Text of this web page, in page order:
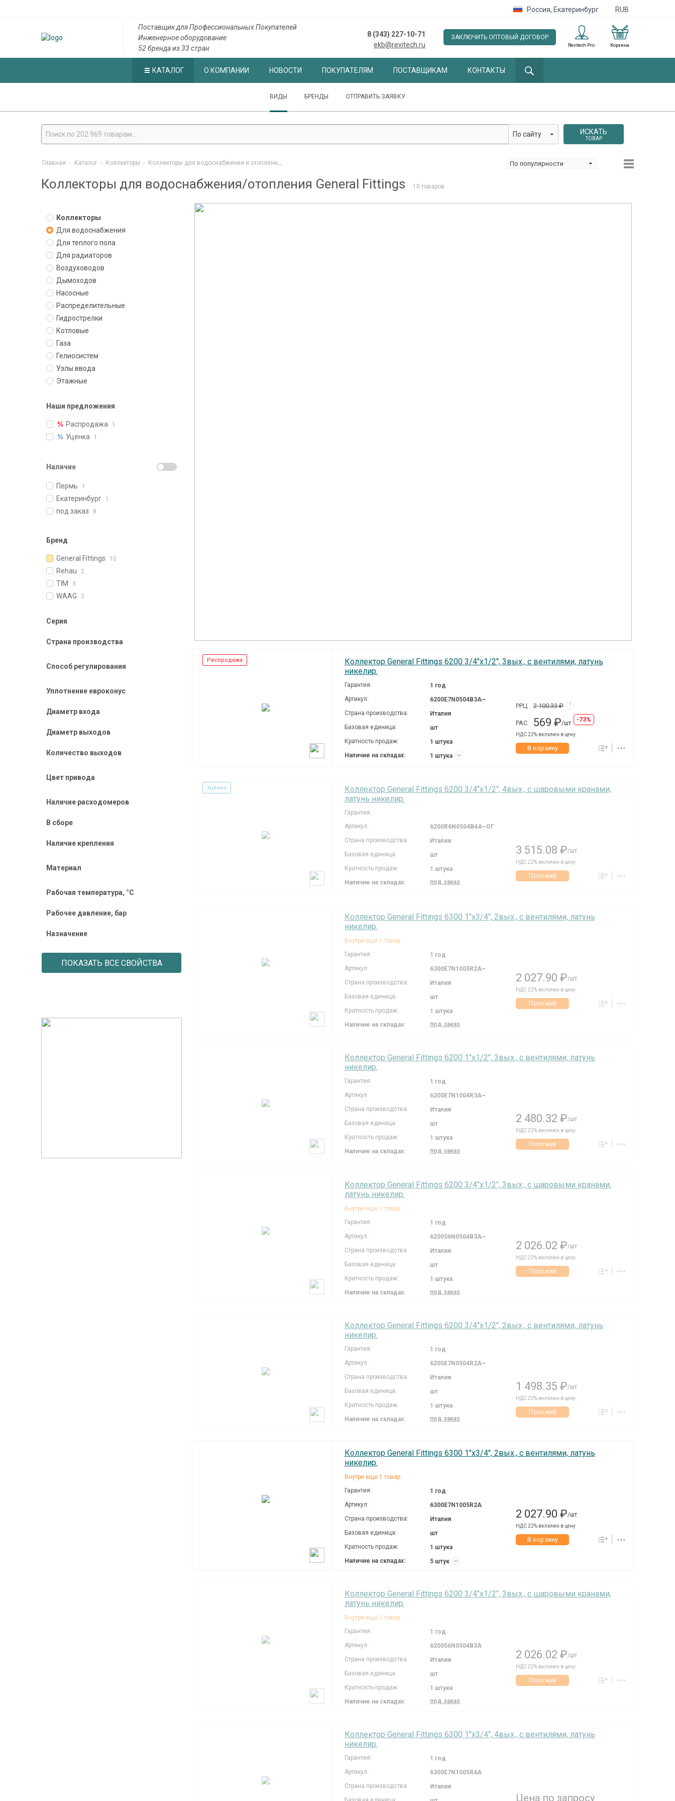
Россия, Екатеринбург RUB
Корзина
Revitech Pro
ЗАКЛЮЧИТЬ ОПТОВЫЙ ДОГОВОР
8 (343) 227-10-71
ekb@revitech.ru
Поставщик для Профессиональных Покупателей
Инженерное оборудование
52 бренда из 33 стран
КАТАЛОГ О КОМПАНИИ НОВОСТИ ПОКУПАТЕЛЯМ ПОСТАВЩИКАМ КОНТАКТЫ
ВИДЫ БРЕНДЫ ОТПРАВИТЬ ЗАЯВКУ
ИСКАТЬ
ТОВАР
Главная - Каталог - Коллекторы - Коллекторы для водоснабжения и отопления
Коллекторы для водоснабжения/отопления General Fittings 10 товаров
Коллекторы
Для водоснабжения
Для теплого пола
Для радиаторов
Воздуховодов
Дымоходов
Насосные
Распределительные
Гидрострелки
Котловые
Газа
Гелиосистем
Узлы ввода
Этажные
Наши предложения
Распродажа 1
Уценка 1
Наличие
Пермь 1
Екатеринбург 1
под заказ 8
Бренд
General Fittings 10
Rehau 2
TIM 3
WAAG 3
Серия
Страна производства
Способ регулирования
Уплотнение евроконус
Диаметр входа
Диаметр выходов
Количество выходов
Цвет привода
Наличие расходомеров
В сборе
Наличие крепления
Материал
Рабочая температура, °C
Рабочее давление, бар
Назначение
ПОКАЗАТЬ ВСЕ СВОЙСТВА
Распродажа
Коллектор General Fittings 6200 3/4"х1/2", 3вых., c вентилями, латунь
никелир.
Гарантия:
1 год
Артикул:
6200E7N0504B3A~
Страна производства:
Италия
Базовая единица:
шт
Кратность продаж:
1 штука
Наличие на складах:
1 штука
РРЦ 2 100.33 ₽ ?
РАС 569 ₽/шт -73%
НДС 22% включен в цену
В корзину
Уценка
Коллектор General Fittings 6200 3/4"х1/2", 4вых., c шаровыми кранами,
латунь никелир.
Гарантия:
Артикул:
6200R6N0504B4A~ОГ
Страна производства:
Италия
Базовая единица:
шт
Кратность продаж:
1 штука
Наличие на складах:
под заказ
3 515.08 ₽/шт
НДС 22% включен в цену
Похожий
Коллектор General Fittings 6300 1"х3/4", 2вых., c вентилями, латунь
никелир.
Внутри еще 1 товар
Гарантия:
1 год
Артикул:
6300E7N1005R2A~
Страна производства:
Италия
Базовая единица:
шт
Кратность продаж:
1 штука
Наличие на складах:
под заказ
2 027.90 ₽/шт
НДС 22% включен в цену
Похожий
Коллектор General Fittings 6200 1"х1/2", 3вых., c вентилями, латунь
никелир.
Гарантия:
1 год
Артикул:
6200E7N1004R3A~
Страна производства:
Италия
Базовая единица:
шт
Кратность продаж:
1 штука
Наличие на складах:
под заказ
2 480.32 ₽/шт
НДС 22% включен в цену
Похожий
Коллектор General Fittings 6200 3/4"х1/2", 3вых., c шаровыми кранами,
латунь никелир.
Внутри еще 1 товар
Гарантия:
1 год
Артикул:
620056N0504B3A~
Страна производства:
Италия
Базовая единица:
шт
Кратность продаж:
1 штука
Наличие на складах:
под заказ
2 026.02 ₽/шт
НДС 22% включен в цену
Похожий
Коллектор General Fittings 6200 3/4"х1/2", 2вых., c вентилями, латунь
никелир.
Гарантия:
1 год
Артикул:
6200E7N0504R2A~
Страна производства:
Италия
Базовая единица:
шт
Кратность продаж:
1 штука
Наличие на складах:
под заказ
1 498.35 ₽/шт
НДС 22% включен в цену
Похожий
Коллектор General Fittings 6300 1"х3/4", 2вых., c вентилями, латунь
никелир.
Внутри еще 1 товар
Гарантия:
1 год
Артикул:
6300E7N1005R2A
Страна производства:
Италия
Базовая единица:
шт
Кратность продаж:
1 штука
Наличие на складах:
5 штук
2 027.90 ₽/шт
НДС 22% включен в цену
В корзину
Коллектор General Fittings 6200 3/4"х1/2", 3вых., c шаровыми кранами,
латунь никелир.
Внутри еще 1 товар
Гарантия:
1 год
Артикул:
620056N0504B3A
Страна производства:
Италия
Базовая единица:
шт
Кратность продаж:
1 штука
Наличие на складах:
под заказ
2 026.02 ₽/шт
НДС 22% включен в цену
Похожий
Коллектор General Fittings 6300 1"х3/4", 4вых., c вентилями, латунь
никелир.
Гарантия:
1 год
Артикул:
6300E7N1005R4A
Страна производства:
Италия
Цена по запросу